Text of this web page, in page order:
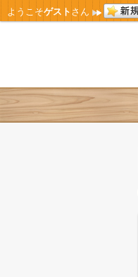
ようこそゲストさん